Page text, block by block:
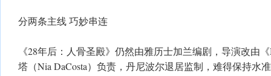
分两条主线 巧妙串连
《28年后：人骨圣殿》仍然由雅历士加兰编剧，导演改由
塔（Nia DaCosta）负责，丹尼波尔退居监制，难得保持水